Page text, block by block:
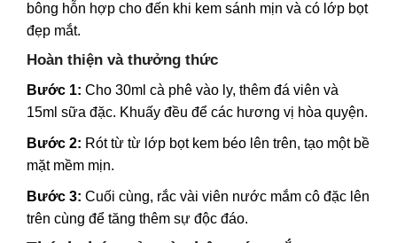
bông hỗn hợp cho đến khi kem sánh mịn và có lớp bọt
đẹp mắt.
Hoàn thiện và thưởng thức
Bước 1: Cho 30ml cà phê vào ly, thêm đá viên và
15ml sữa đặc. Khuấy đều để các hương vị hòa quyện.
Bước 2: Rót từ từ lớp bọt kem béo lên trên, tạo một bề
mặt mềm mịn.
Bước 3: Cuối cùng, rắc vài viên nước mắm cô đặc lên
trên cùng để tăng thêm sự độc đáo.